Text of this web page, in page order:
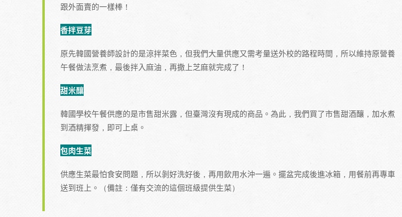
跟外面賣的一樣棒！
香拌豆芽
原先韓國營養師設計的是涼拌菜色，但我們大量供應又需考量送外校的路程時間，所以維持原營養
午餐做法烹煮，最後拌入麻油，再撒上芝麻就完成了！
甜米釀
韓國學校午餐供應的是市售甜米露，但臺灣沒有現成的商品。為此，我們買了市售甜酒釀，加水煮
到酒精揮發，即可上桌。
包肉生菜
供應生菜最怕食安問題，所以剝好洗好後，再用飲用水沖一遍。擺盆完成後進冰箱，用餐前再專車
送到班上。（備註：僅有交流的這個班級提供生菜）